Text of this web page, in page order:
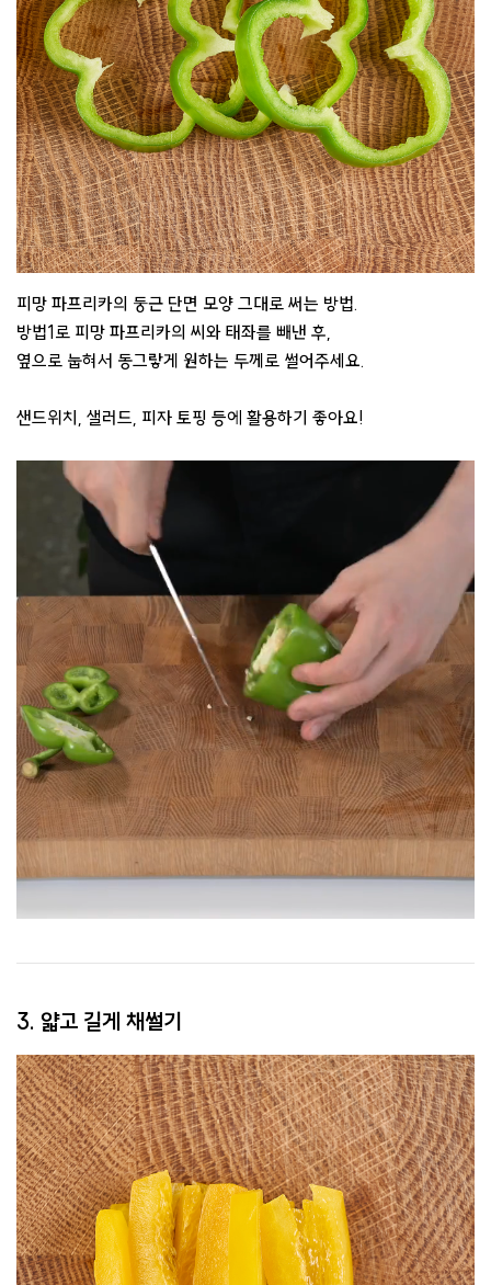
피망 파프리카의 둥근 단면 모양 그대로 써는 방법.
방법1로 피망 파프리카의 씨와 태좌를 빼낸 후,
옆으로 눕혀서 동그랗게 원하는 두께로 썰어주세요.
샌드위치, 샐러드, 피자 토핑 등에 활용하기 좋아요!
3. 얇고 길게 채썰기